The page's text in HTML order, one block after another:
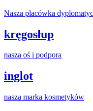
Nasza placówka
kręgosłup
nasza oś i podpora
inglot
nasza marka kosmetyków